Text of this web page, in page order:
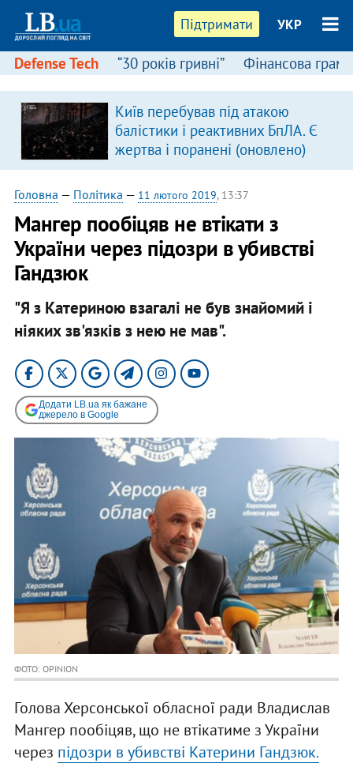
Підтримати УКР
Defense Tech “30 років гривні” Фінансова
Київ перебував під атакою
балістики і реактивних БпЛА. Є
жертва і поранені (оновлено)
Головна — Політика — 11 лютого 2019, 13:37
Мангер пообіцяв не втікати з
України через підозри в убивстві
Гандзюк
"Я з Катериною взагалі не був знайомий і
ніяких зв'язків з нею не мав".
Додати LB.ua як бажане
джерело в Google
ФОТО: OPINION
Голова Херсонської обласної ради Владислав
Мангер пообіцяв, що не втікатиме з України
через підозри в убивстві Катерини Гандзюк.